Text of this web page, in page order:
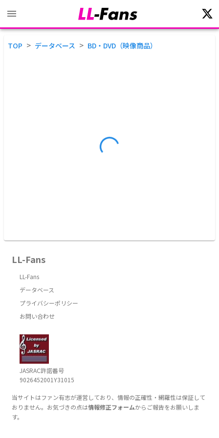
TOP > データベース > BD・DVD（映像商品）
LL-Fans
LL-Fans
データベース
プライバシーポリシー
お問い合わせ
JASRAC許諾番号
9026452001Y31015
当サイトはファン有志が運営しており、情報の正確性・網羅性は保証して
おりません。お気づきの点は情報修正フォームからご報告をお願いしま
す。